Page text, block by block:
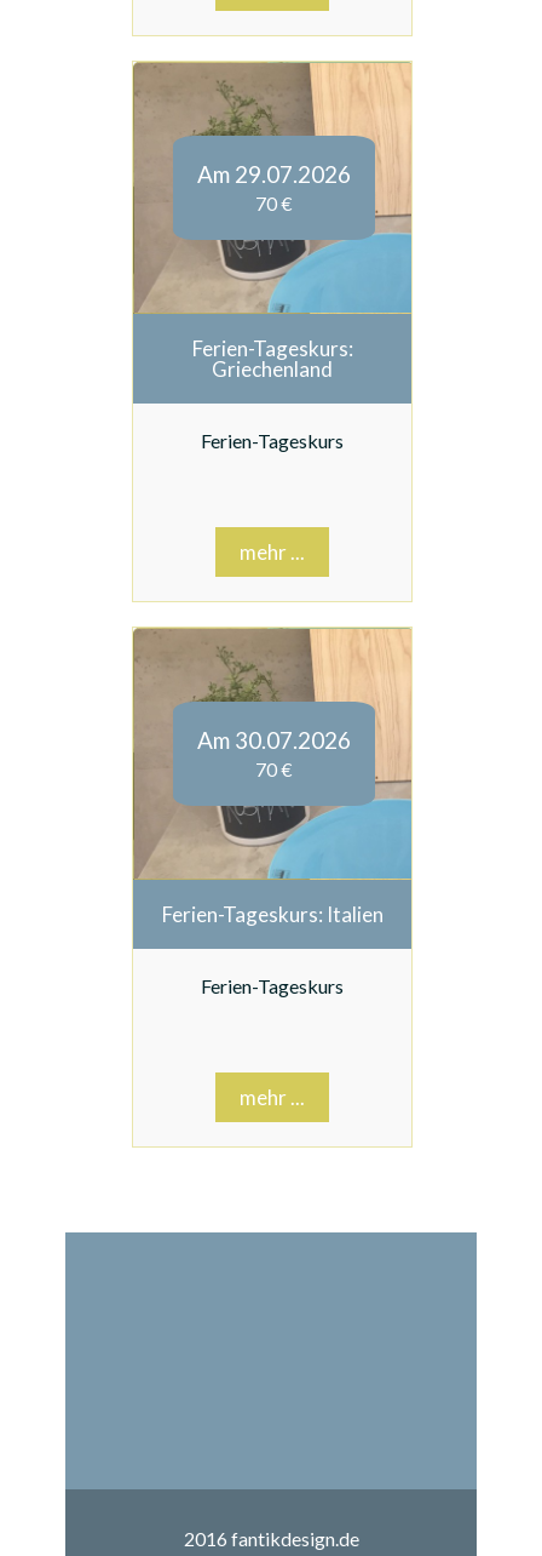
Am 29.07.2026
70 €
Ferien-Tageskurs:
Griechenland
Ferien-Tageskurs
mehr ...
Am 30.07.2026
70 €
Ferien-Tageskurs: Italien
Ferien-Tageskurs
mehr ...
2016 fantikdesign.de